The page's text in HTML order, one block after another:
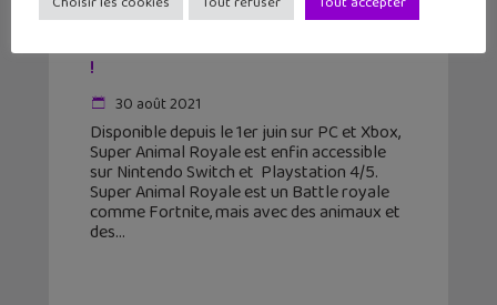
Super Animal Royale enfin
!
30 août 2021
Disponible depuis le 1er juin sur PC et Xbox,
Super Animal Royale est enfin accessible
sur Nintendo Switch et Playstation 4/5.
Super Animal Royale est un Battle royale
comme Fortnite, mais avec des animaux et
des